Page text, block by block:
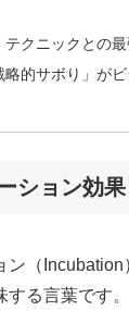
テクニックとの
略的サボり」が
ション効
ン（
する言葉です。